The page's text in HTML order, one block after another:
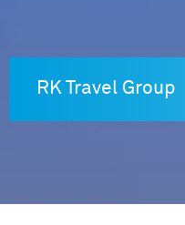
RK Travel Group